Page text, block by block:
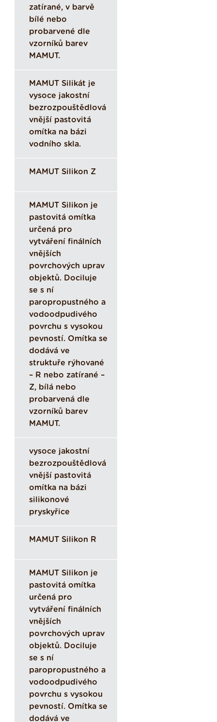
zatírané, v barvě
bílé nebo
probarvené dle
vzorníků barev
MAMUT.
MAMUT Silikát je
vysoce jakostní
bezrozpouštědlová
vnější pastovitá
omítka na bázi
vodního skla.
MAMUT Silikon Z
MAMUT Silikon je
pastovitá omítka
určená pro
vytváření finálních
vnějších
povrchových uprav
objektů. Dociluje
se s ní
paropropustného a
vodoodpudivého
povrchu s vysokou
pevností. Omítka se
dodává ve
struktuře rýhované
– R nebo zatírané –
Z, bílá nebo
probarvená dle
vzorníků barev
MAMUT.
vysoce jakostní
bezrozpouštědlová
vnější pastovitá
omítka na bázi
silikonové
pryskyřice
MAMUT Silikon R
MAMUT Silikon je
pastovitá omítka
určená pro
vytváření finálních
vnějších
povrchových uprav
objektů. Dociluje
se s ní
paropropustného a
vodoodpudivého
povrchu s vysokou
pevností. Omítka se
dodává ve